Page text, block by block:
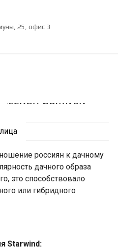
25, офис 3
решили
даче
россиян к дачному
дачного образа
это способствовало
или гибридного
Starwind: